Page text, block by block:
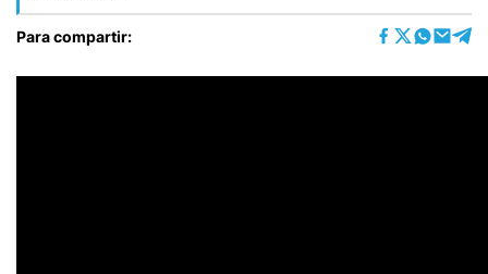
Para compartir: